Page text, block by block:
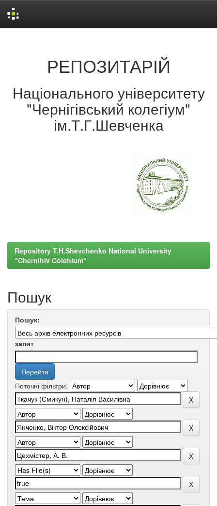
РЕПОЗИТАРІЙ
Національного університету
"Чернігівський колегіум"
ім.Т.Г.Шевченка
Repository T.H.Shevchenko National University
"Chernihiv Colehium"
Пошук
Пошук:
запит
Поточні фільтри: